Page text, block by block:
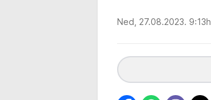
Ned, 27.08.2023. 9:13h